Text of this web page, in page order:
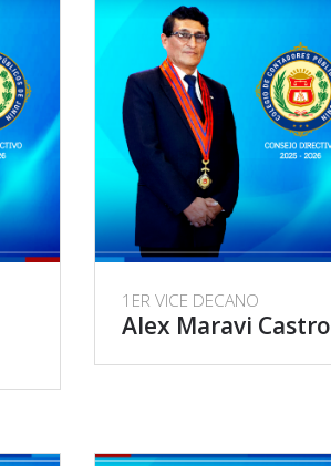
1ER VICE DECANO
Alex Maravi Castro